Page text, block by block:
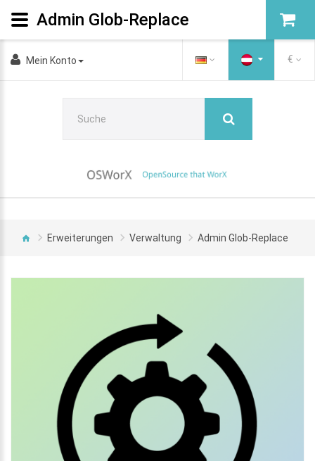
Mein Konto €
Erweiterungen Verwaltung Admin Glob-Replace
Admin Glob-Replace